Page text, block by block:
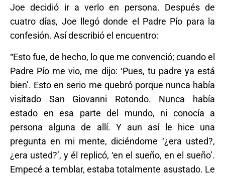
Joe decidió ir a verlo en persona. Después de
cuatro días, Joe llegó donde el Padre Pío para la
confesión. Así describió el encuentro:
“Esto fue, de hecho, lo que me convenció; cuando el
Padre Pío me vio, me dijo: ‘Pues, tu padre ya está
bien’. Esto en serio me quebró porque nunca había
visitado San Giovanni Rotondo. Nunca había
estado en esa parte del mundo, ni conocía a
persona alguna de allí. Y aun así le hice una
pregunta en mi mente, diciéndome ‘¿era usted?,
¿era usted?’, y él replicó, ‘en el sueño, en el sueño’.
Empecé a temblar, estaba totalmente asustado. Le